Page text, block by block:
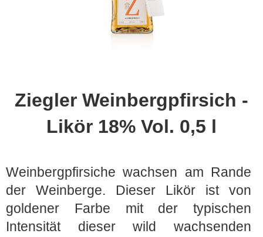
Ziegler Weinbergpfirsich -
Likör 18% Vol. 0,5 l
Weinbergpfirsiche wachsen am Rande
der Weinberge. Dieser Likör ist von
goldener Farbe mit der typischen
Intensität dieser wild wachsenden